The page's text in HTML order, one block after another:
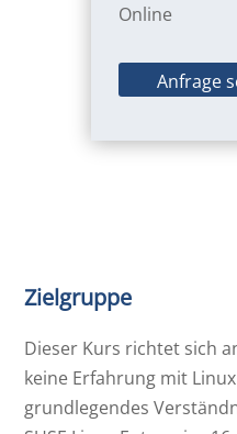
Online
Anfrage
Zielgruppe
Dieser Kurs richtet sich
keine Erfahrung mit
grundlegendes